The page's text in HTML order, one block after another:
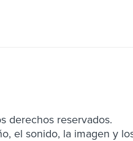
derechos reservados.
el sonido, la imagen y